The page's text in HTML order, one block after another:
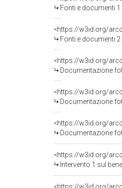
Fonti e documenti
<https://w3id.org/
Fonti e documenti
Documentazione
Documentazione
Documentazione
<https://w3id.org/
Intervento 1 sul